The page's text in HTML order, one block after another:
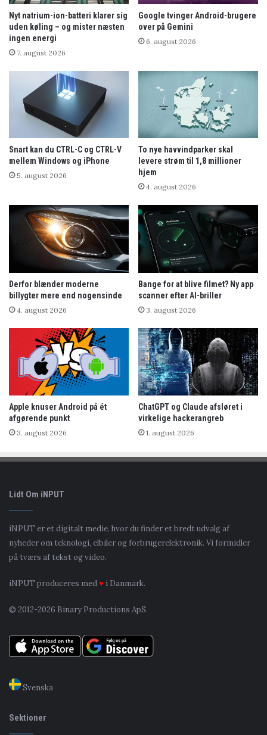
Nyt natrium-ion-batteri klarer sig
uden køling – og mister næsten
ingen energi
7. august 2026
Google tvinger Android-brugere
over på Gemini
6. august 2026
Snart kan du CTRL-C og CTRL-V
mellem Windows og iPhone
5. august 2026
To nye havvindparker skal
levere strøm til 1,8 millioner
hjem
4. august 2026
Derfor blænder moderne
billygter mere end nogensinde
4. august 2026
Bange for at blive filmet? Ny app
scanner efter AI-briller
3. august 2026
Apple knuser Android på ét
afgørende punkt
3. august 2026
ChatGPT og Claude afsløret i
virkelige hackerangreb
1. august 2026
Lidt Om iNPUT
iNPUT er et digitalt medie, hvor du finder et bredt udvalg af
nyheder om teknologi, elbiler og forbrugerelektronik. Vi formidler
på tværs af tekst og video.
iNPUT produceres med♥ i Danmark.
© 2012-2026 Binary Productions ApS.
Svenska
Sektioner